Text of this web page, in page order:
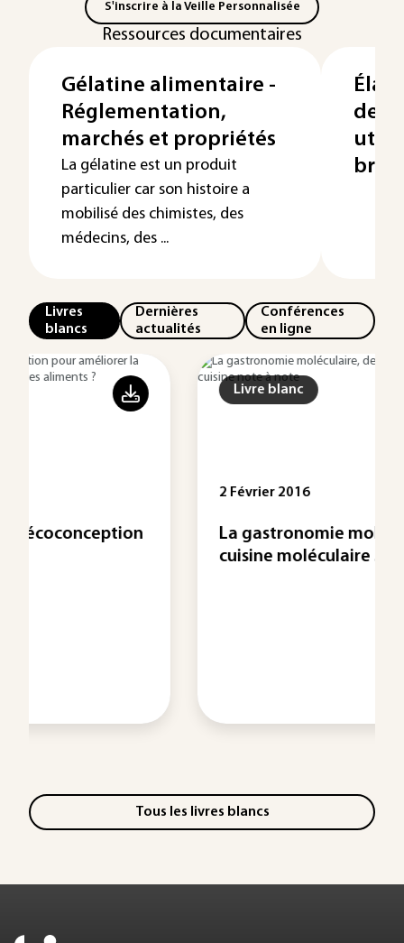
S'inscrire à la Veille Personnalisée
Ressources documentaires
Gélatine alimentaire -
Réglementation,
marchés et propriétés
La gélatine est un produit
particulier car son histoire a
mobilisé des chimistes, des
médecins, des ...
des
Livres
blancs
Dernières
actualités
Conférences
en ligne
Livre blanc
La gastronomie moléculaire, de la
cuisine moléculaire ...
Tous les livres blancs